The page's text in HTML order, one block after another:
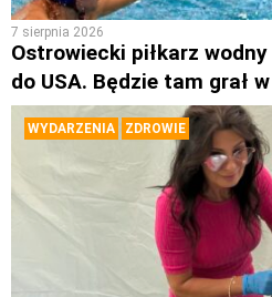
7 sierpnia 2026
Ostrowiecki piłkarz
do USA. Będzie tam grał
WYDARZENIA ZDROWIE